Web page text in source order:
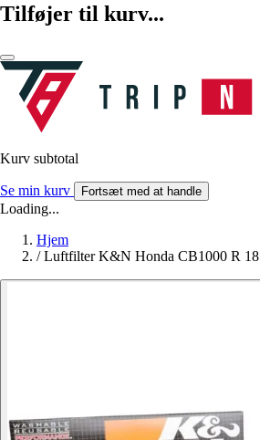
Tilføjer til kurv...
Kurv subtotal
Se min kurv Fortsæt med at handle
Loading...
Hjem
/ Luftfilter K&N Honda CB1000 R 18